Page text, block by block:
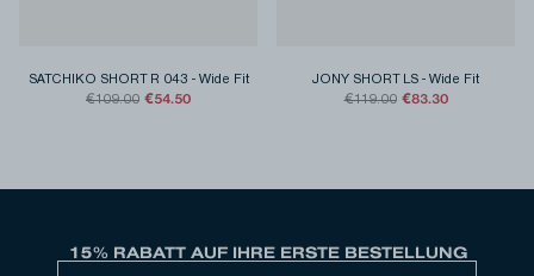
SATCHIKO SHORT R 043 - Wide Fit
€109.00 €54.50
JONY SHORT LS - Wide Fit
€119.00 €83.30
15% RABATT AUF IHRE ERSTE BESTELLUNG